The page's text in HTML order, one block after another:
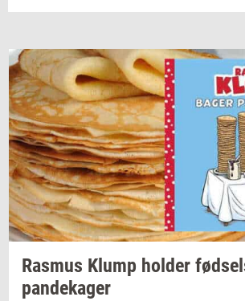
Ras­mus Klump hol­der
pan­de­ka­ger